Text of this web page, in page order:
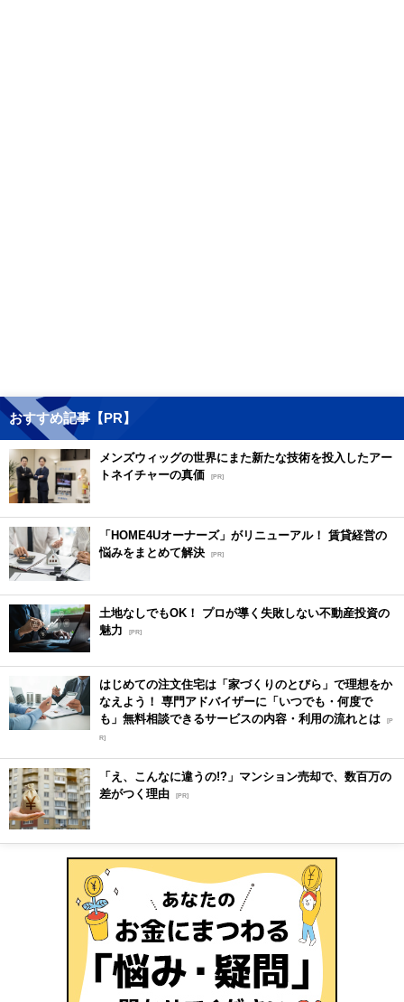
おすすめ記事【PR】
メンズウィッグの世界にまた新たな技術を投入したアー
トネイチャーの真価
[PR]
「HOME4Uオーナーズ」がリニューアル！ 賃貸経営の
悩みをまとめて解決 [PR]
土地なしでもOK！ プロが導く失敗しない不動産投資の
魅力
[PR]
はじめての注文住宅は「家づくりのとびら」で理想をか
なえよう！ 専門アドバイザーに「いつでも・何度で
も」無料相談できるサービスの内容・利用の流れとは [P
R]
「え、こんなに違うの!?」マンション売却で、数百万の
差がつく理由 [PR]